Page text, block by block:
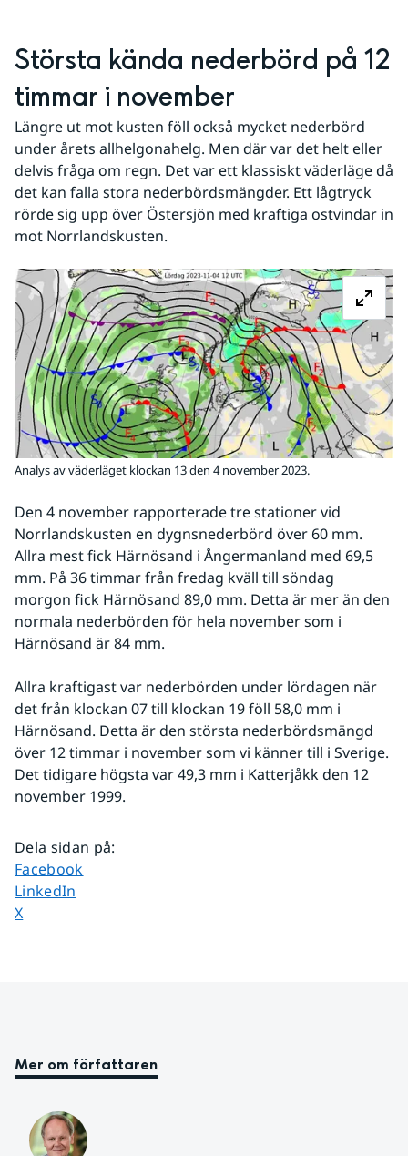
Största kända nederbörd på 12
timmar i november
Längre ut mot kusten föll också mycket nederbörd
under årets allhelgonahelg. Men där var det helt eller
delvis fråga om regn. Det var ett klassiskt väderläge då
det kan falla stora nederbördsmängder. Ett lågtryck
rörde sig upp över Östersjön med kraftiga ostvindar in
mot Norrlandskusten.
Analys av väderläget klockan 13 den 4 november 2023.
Den 4 november rapporterade tre stationer vid
Norrlandskusten en dygnsnederbörd över 60 mm.
Allra mest fick Härnösand i Ångermanland med 69,5
mm. På 36 timmar från fredag kväll till söndag
morgon fick Härnösand 89,0 mm. Detta är mer än den
normala nederbörden för hela november som i
Härnösand är 84 mm.
Allra kraftigast var nederbörden under lördagen när
det från klockan 07 till klockan 19 föll 58,0 mm i
Härnösand. Detta är den största nederbördsmängd
över 12 timmar i november som vi känner till i Sverige.
Det tidigare högsta var 49,3 mm i Katterjåkk den 12
november 1999.
Dela sidan på:
Dela sidan på
Facebook
Dela sidan på
LinkedIn
Dela sidan på
X
Mer om författaren